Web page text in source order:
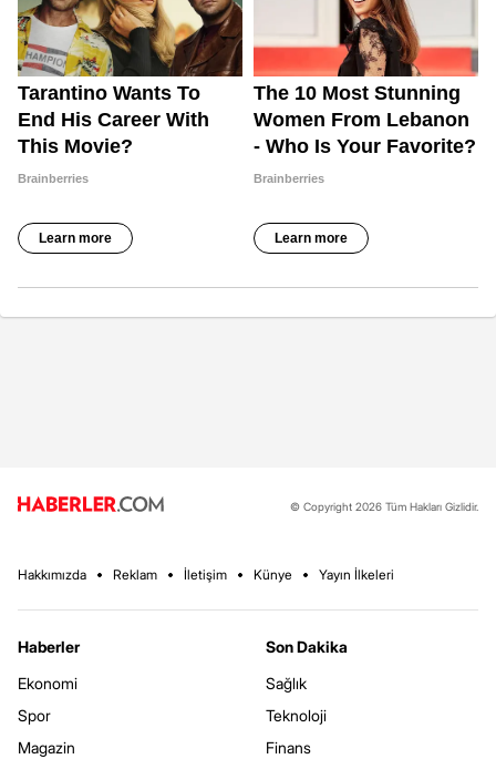
© Copyright 2026 Tüm Hakları Gizlidir.
Hakkımızda Reklam İletişim Künye Yayın İlkeleri
Haberler
Ekonomi
Spor
Magazin
Son Dakika
Sağlık
Teknoloji
Finans